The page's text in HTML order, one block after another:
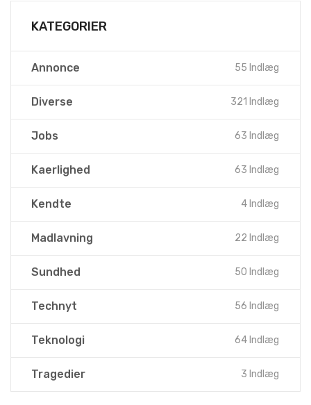
KATEGORIER
Annonce 55 Indlæg
Diverse 321 Indlæg
Jobs 63 Indlæg
Kaerlighed 63 Indlæg
Kendte 4 Indlæg
Madlavning 22 Indlæg
Sundhed 50 Indlæg
Technyt 56 Indlæg
Teknologi 64 Indlæg
Tragedier 3 Indlæg